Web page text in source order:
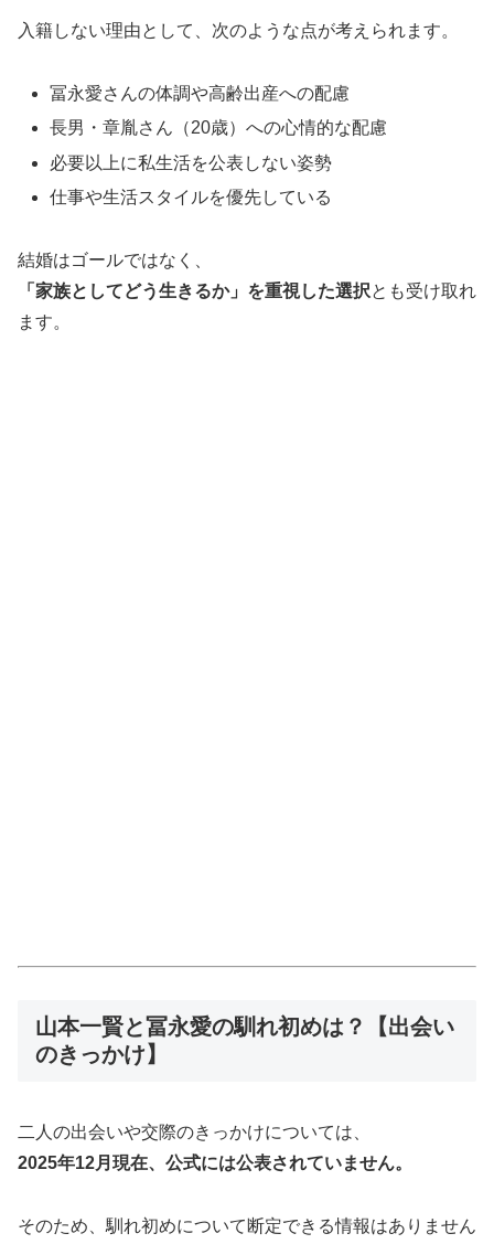
入籍しない理由として、次のような点が考えられます。
冨永愛さんの体調や高齢出産への配慮
長男・章胤さん（20歳）への心情的な配慮
必要以上に私生活を公表しない姿勢
仕事や生活スタイルを優先している
結婚はゴールではなく、
「家族としてどう生きるか」を重視した選択とも受け取れ
ます。
山本一賢と冨永愛の馴れ初めは？【出会い
のきっかけ】
二人の出会いや交際のきっかけについては、
2025年12月現在、公式には公表されていません。
そのため、馴れ初めについて断定できる情報はありません